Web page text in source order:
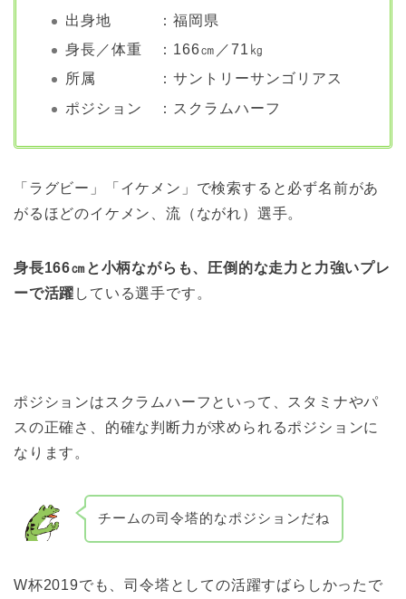
出身地 ：福岡県
身長／体重 ：166㎝／71㎏
所属 ：サントリーサンゴリアス
ポジション ：スクラムハーフ
「ラグビー」「イケメン」で検索すると必ず名前があ
がるほどのイケメン、流（ながれ）選手。
身長166㎝と小柄ながらも、圧倒的な走力と力強いプレ
ーで活躍 している選手です。
ポジションはスクラムハーフといって、スタミナやパ
スの正確さ、的確な判断力が求められるポジションに
なります。
チームの司令塔的なポジションだね
W杯2019でも、司令塔としての活躍すばらしかったで